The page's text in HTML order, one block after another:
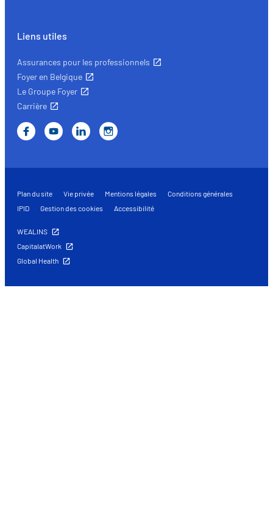
Liens utiles
Assurances pour les professionnels
Foyer en Belgique
Le Groupe Foyer
Carrière
Plan du site Vie privée Mentions légales
Conditions générales
IPID
Gestion des cookies Accessibilité
WEALINS
CapitalatWork
Global Health